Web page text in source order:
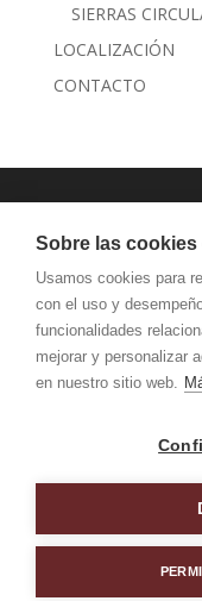
SIERRAS
LOCALIZACIÓN
CONTACTO
JANSEN
AVISO LEGAL Y
KATEA Nº 5
Sobre las cookies
Usamos cookies para
con el uso y
funcionalidades
mejorar y personalizar
en nuestro sitio web.